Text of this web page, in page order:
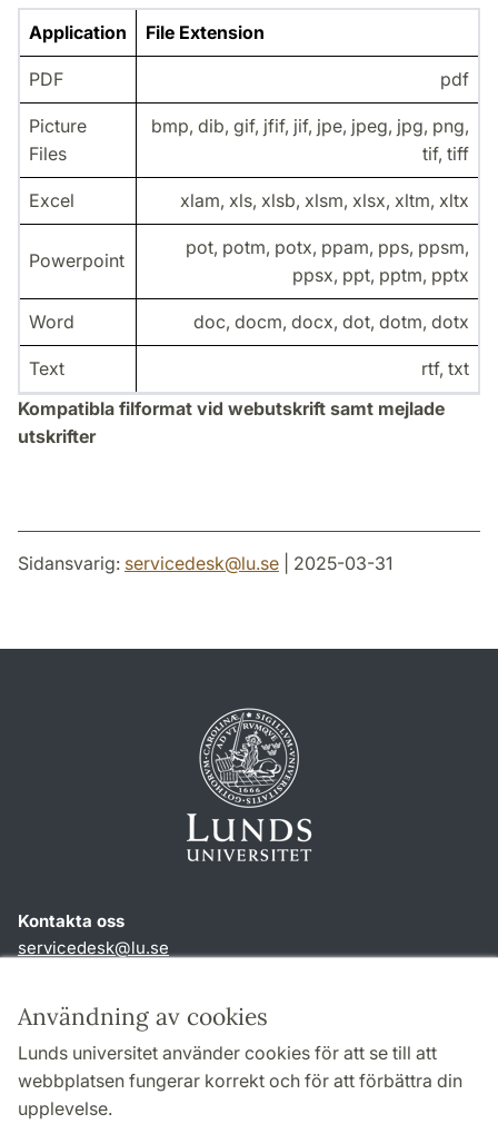
Användning av cookies
Lunds universitet använder cookies för att se till att
webbplatsen fungerar korrekt och för att förbättra din
upplevelse.
Application File Extension
PDF pdf
Picture
Files
bmp, dib, gif, jfif, jif, jpe, jpeg, jpg, png,
tif, tiff
Excel xlam, xls, xlsb, xlsm, xlsx, xltm, xltx
Powerpoint
pot, potm, potx, ppam, pps, ppsm,
ppsx, ppt, pptm, pptx
Word doc, docm, docx, dot, dotm, dotx
Text
rtf, txt
Kompatibla filformat vid webutskrift samt mejlade
utskrifter
Sidansvarig: servicedesk@lu.se | 2025-03-31
Kontakta oss
servicedesk@lu.se
Genvägar
Om webbplatsen och cookies
Behandling av personuppgifter
Tillgänglighetsredogörelse